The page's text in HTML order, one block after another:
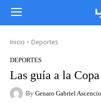
Inicio Deportes
DEPORTES
Las guía a la
By Genaro Gabriel